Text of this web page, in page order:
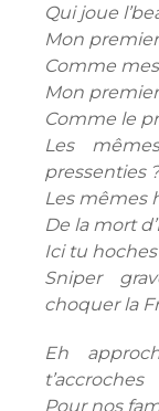
Qui joue
Mon
Comme
Mon
Comme le
Les
pressenties ?
Les mêmes
De la mort
Ici tu
Sniper
choquer la
Eh
t’accroches
Pour nos